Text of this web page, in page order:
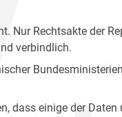
Nur Rechtsakte der
verbindlich.
dass einige der Daten